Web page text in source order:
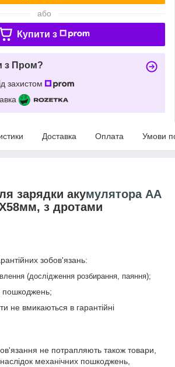
або
Купити з
з Пром?
захистом
Доставка Оплата Умови
зарядки акумулятора АА
з дротами
зобов'язань:
(дослідження розбирання, паяння);
пошкоджень;
не вмикаються в гарантійні
не потрапляють також товари,
механічних пошкоджень,